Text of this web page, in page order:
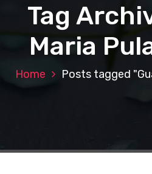
Tag
Maria
Home Posts tagged